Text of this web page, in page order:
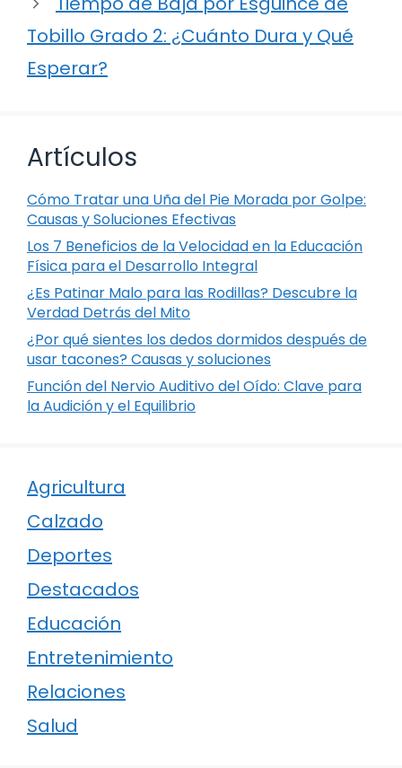
Tobillo Grado 2: ¿Cuánto Dura y Qué
Esperar?
Artículos
Cómo Tratar una Uña del Pie Morada por Golpe:
Causas y Soluciones Efectivas
Los 7 Beneficios de la Velocidad en la Educación
Física para el Desarrollo Integral
¿Es Patinar Malo para las Rodillas? Descubre la
Verdad Detrás del Mito
¿Por qué sientes los dedos dormidos después de
usar tacones? Causas y soluciones
Función del Nervio Auditivo del Oído: Clave para
la Audición y el Equilibrio
Agricultura
Calzado
Deportes
Destacados
Educación
Entretenimiento
Relaciones
Salud